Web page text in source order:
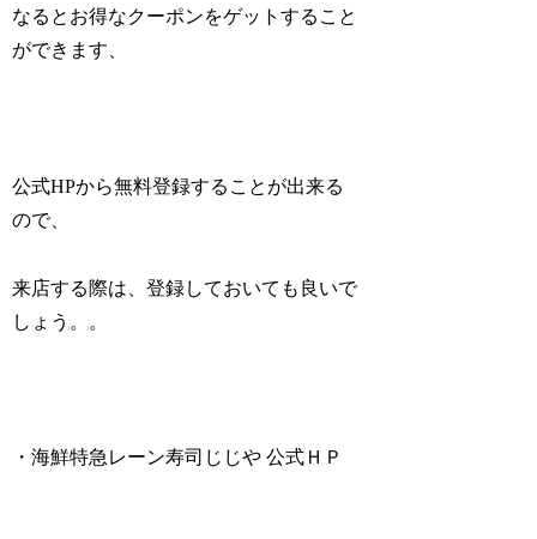
なるとお得なクーポンをゲットすること
ができます、
公式HPから無料登録することが出来る
ので、
来店する際は、登録しておいても良いで
しょう。。
・海鮮特急レーン寿司じじや 公式ＨＰ